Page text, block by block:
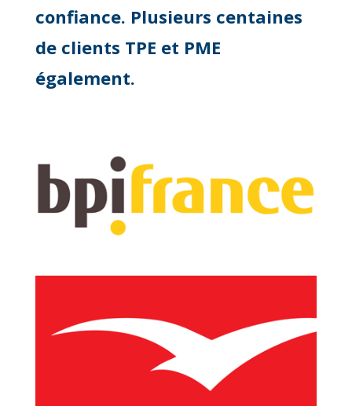
confiance. Plusieurs centaines
de clients TPE et PME
également.